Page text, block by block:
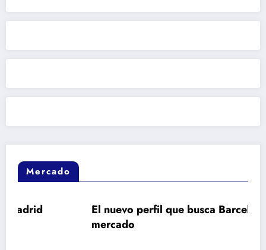
Mercado
El nuevo perfil que busca Barcelona en el